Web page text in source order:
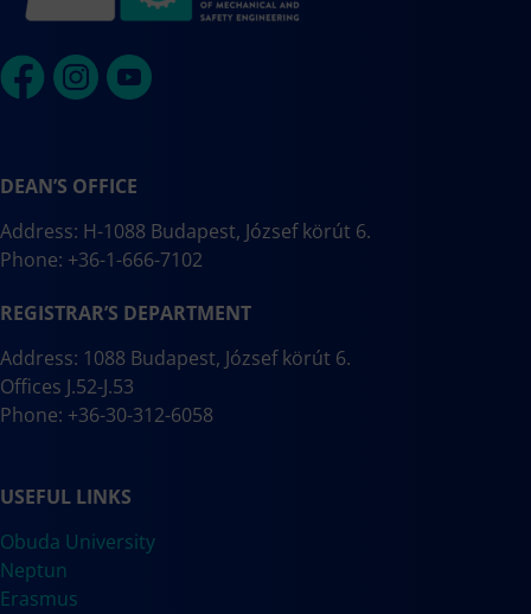
DEAN’S OFFICE
Address: H-1088 Budapest, József körút 6.
Phone: +36-1-666-7102
REGISTRAR’S DEPARTMENT
Address: 1088 Budapest, József körút 6.
Offices J.52-J.53
Phone: +36-30-312-6058
USEFUL LINKS
Obuda University
Neptun
Erasmus